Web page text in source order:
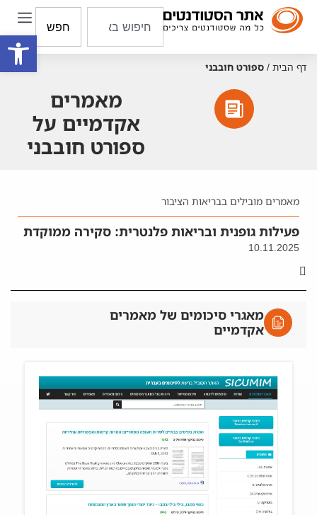
פתח
חפש
דף הבית / ספורט חובבני
מאמרים
אקדמיים על
ספורט חובבני
מאמרים מובילים בבריאות הציבור
פעילות גופנית ובריאות פלנטרית: סקירה ממוקדת
10.11.2025
מאגרי סיכומים של מאמרים
אקדמיים